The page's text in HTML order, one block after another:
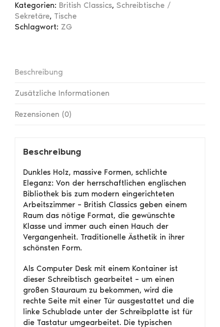
Kategorien: British Classics, Schreibtische /
Sekretäre, Tische
Schlagwort: ZG
Beschreibung
Zusätzliche Informationen
Rezensionen (0)
Beschreibung
Dunkles Holz, massive Formen, schlichte
Eleganz: Von der herrschaftlichen englischen
Bibliothek bis zum modern eingerichteten
Arbeitszimmer – British Classics geben einem
Raum das nötige Format, die gewünschte
Klasse und immer auch einen Hauch der
Vergangenheit. Traditionelle Ästhetik in ihrer
schönsten Form.
Als Computer Desk mit einem Kontainer ist
dieser Schreibtisch gearbeitet – um einen
großen Stauraum zu bekommen, wird die
rechte Seite mit einer Tür ausgestattet und die
linke Schublade unter der Schreibplatte ist für
die Tastatur umgearbeitet. Die typischen